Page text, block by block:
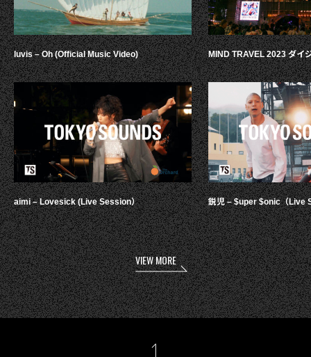
luvis – Oh (Official Music Video)
aimi – Lovesick (Live Session）
MIND TRAVEL 2023 ダイ
鋭児 – $uper $onic（Live
VIEW MORE